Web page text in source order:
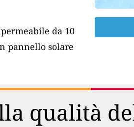
da 10
pannello solare
qualità